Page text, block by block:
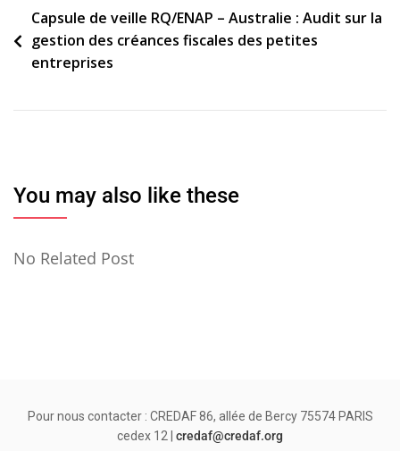
Navigation
de
l’article
Capsule de veille RQ/ENAP – Australie : Audit sur la
gestion des créances fiscales des petites
entreprises
You may also like these
No Related Post
Pour nous contacter : CREDAF 86, allée de Bercy 75574 PARIS
cedex 12 | credaf@credaf.org